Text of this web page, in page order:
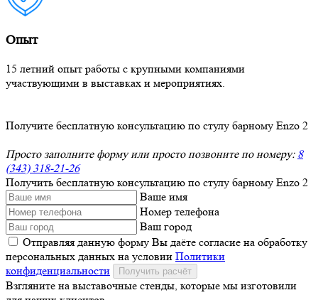
Опыт
15 летний опыт работы с крупными компаниями
участвующими в выставках и мероприятиях.
Получите бесплатную консультацию по стулу барному Enzo 2
Просто заполните форму или просто позвоните по номеру: 8
(343) 318-21-26
Получить бесплатную консультацию по стулу барному Enzo 2
Ваше имя
Номер телефона
Ваш город
Отправляя данную форму Вы даёте согласие на обработку
персональных данных на условии Политики
конфиденциальности
Получить расчёт
Взгляните на выставочные стенды, которые мы изготовили